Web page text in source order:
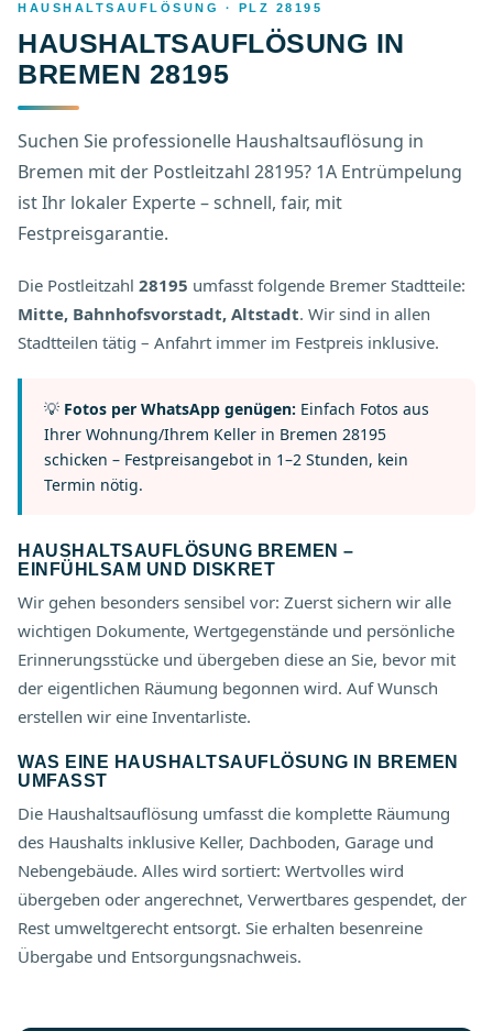
HAUSHALTSAUFLÖSUNG · PLZ 28195
HAUSHALTSAUFLÖSUNG IN
BREMEN 28195
Suchen Sie professionelle Haushaltsauflösung in
Bremen mit der Postleitzahl 28195? 1A Entrümpelung
ist Ihr lokaler Experte – schnell, fair, mit
Festpreisgarantie.
Die Postleitzahl 28195 umfasst folgende Bremer Stadtteile:
Mitte, Bahnhofsvorstadt, Altstadt. Wir sind in allen
Stadtteilen tätig – Anfahrt immer im Festpreis inklusive.
💡 Fotos per WhatsApp genügen: Einfach Fotos aus
Ihrer Wohnung/Ihrem Keller in Bremen 28195
schicken – Festpreisangebot in 1–2 Stunden, kein
Termin nötig.
HAUSHALTSAUFLÖSUNG BREMEN –
EINFÜHLSAM UND DISKRET
Wir gehen besonders sensibel vor: Zuerst sichern wir alle
wichtigen Dokumente, Wertgegenstände und persönliche
Erinnerungsstücke und übergeben diese an Sie, bevor mit
der eigentlichen Räumung begonnen wird. Auf Wunsch
erstellen wir eine Inventarliste.
WAS EINE HAUSHALTSAUFLÖSUNG IN BREMEN
UMFASST
Die Haushaltsauflösung umfasst die komplette Räumung
des Haushalts inklusive Keller, Dachboden, Garage und
Nebengebäude. Alles wird sortiert: Wertvolles wird
übergeben oder angerechnet, Verwertbares gespendet, der
Rest umweltgerecht entsorgt. Sie erhalten besenreine
Übergabe und Entsorgungsnachweis.